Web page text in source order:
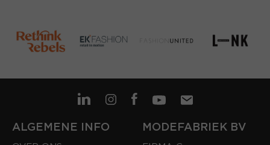
ALGEMENE INFO MODEFABRIEK BV